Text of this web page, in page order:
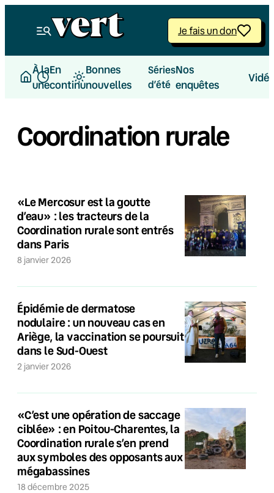
Je fais un don
À la
une
En
continu
Bonnes
nouvelles
Séries
d’été
Nos
enquêtes
Coordination rurale
«Le Mercosur est la goutte
d’eau» : les tracteurs de la
Coordination rurale sont entrés
dans Paris
8 janvier 2026
Épidémie de dermatose
nodulaire : un nouveau cas en
Ariège, la vaccination se poursuit
dans le Sud-Ouest
2 janvier 2026
«C’est une opération de saccage
ciblée» : en Poitou-Charentes, la
Coordination rurale s’en prend
aux symboles des opposants aux
mégabassines
18 décembre 2025